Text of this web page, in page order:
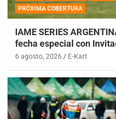
PRÓXIMA COBERTURA
IAME SERIES
fecha especial con
6 agosto, 2026 E-Kart